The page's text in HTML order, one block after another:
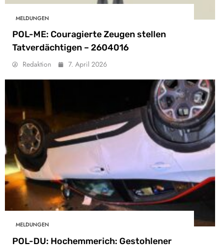
MELDUNGEN
POL-ME: Couragierte Zeugen stellen
Tatverdächtigen – 2604016
Redaktion 7. April 2026
MELDUNGEN
POL-DU: Hochemmerich: Gestohlener